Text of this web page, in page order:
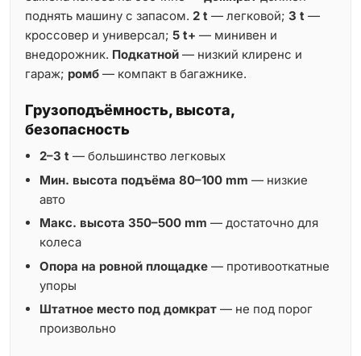
поднять машину с запасом. 2 t — легковой; 3 t —
кроссовер и универсал; 5 t+ — минивен и
внедорожник. Подкатной — низкий клиренс и
гараж; ромб — компакт в багажнике.
Грузоподъёмность, высота,
безопасность
2–3 t — большинство легковых
Мин. высота подъёма 80–100 mm — низкие
авто
Макс. высота 350–500 mm — достаточно для
колеса
Опора на ровной площадке — противооткатные
упоры
Штатное место под домкрат — не под порог
произвольно